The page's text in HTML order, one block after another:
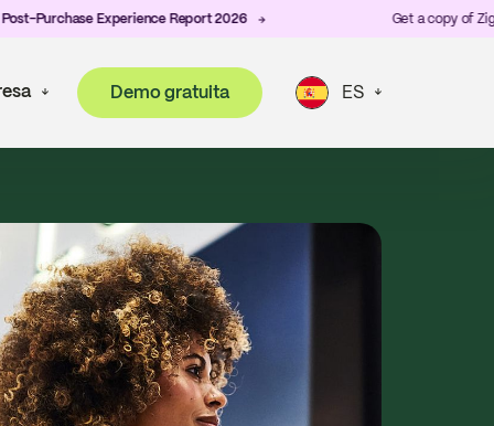
Experience Report 2026 Get a copy of ZigZag's
Demo gratuita ES